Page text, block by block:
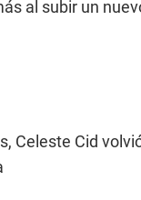
al subir un
Celeste Cid